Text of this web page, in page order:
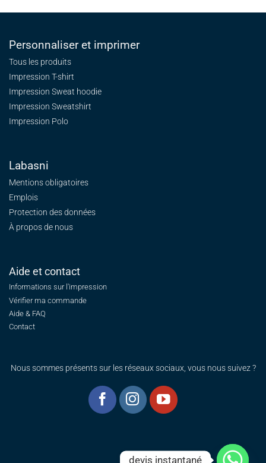
Personnaliser et imprimer
Tous les produits
Impression T-shirt
Impression Sweat hoodie
Impression Sweatshirt
Impression Polo
Labasni
Mentions obligatoires
Emplois
Protection des données
À propos de nous
Aide et contact
Informations sur l'impression
Vérifier ma commande
Aide & FAQ
Contact
Nous sommes présents sur les réseaux sociaux, vous nous suivez ?
devis instantané